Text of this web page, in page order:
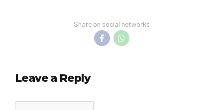
Share on social networks
Leave a Reply